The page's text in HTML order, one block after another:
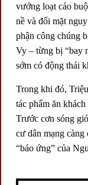
vướng loạt cáo
nề và đối mặt
phận công chúng
Vy – từng bị “bay
sớm có động thái
Trong khi đó,
tác phẩm ăn
Trước cơn sóng
cư dân mạng
“báo ứng” của